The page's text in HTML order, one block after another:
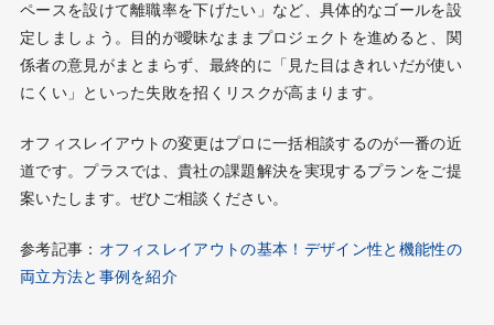
ペースを設けて離職率を下げたい」など、具体的なゴールを設
定しましょう。目的が曖昧なままプロジェクトを進めると、関
係者の意見がまとまらず、最終的に「見た目はきれいだが使い
にくい」といった失敗を招くリスクが高まります。
オフィスレイアウトの変更はプロに一括相談するのが一番の近
道です。プラスでは、貴社の課題解決を実現するプランをご提
案いたします。ぜひご相談ください。
参考記事： オフィスレイアウトの基本！デザイン性と機能性の
両立方法と事例を紹介